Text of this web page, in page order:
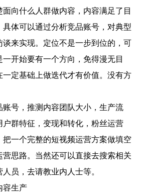
向什么人群做内容，内容满足了目
体可以通过分析竞品账号，对典型
谈来实现。定位不是一步到位的，可
开始要有一个方向，免得漫无目
一定基础上做迭代才有价值。没有方
账号，推测内容团队大小，生产流
群特征，变现和转化，粉丝运营
一个完整的短视频运营方案做填空
思路。当然还可以直接去搜索相关
员，去请教业内人士等。
容生产